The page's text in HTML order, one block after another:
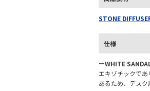
STONE
仕様
ーWHITE
エキゾチックで
あるため、デスク